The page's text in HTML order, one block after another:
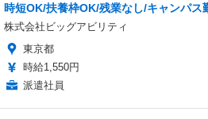
時短OK/扶養枠OK/残業なし/キャンパス
株式会社ビッグアビリティ
東京都
時給1,550円
派遣社員